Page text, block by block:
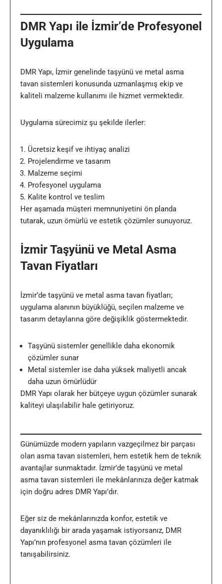
DMR Yapı ile İzmir’de Profesyonel
Uygulama
DMR Yapı, İzmir genelinde taşyünü ve metal asma
tavan sistemleri konusunda uzmanlaşmış ekip ve
kaliteli malzeme kullanımı ile hizmet vermektedir.
Uygulama sürecimiz şu şekilde ilerler:
Ücretsiz keşif ve ihtiyaç analizi
Projelendirme ve tasarım
Malzeme seçimi
Profesyonel uygulama
Kalite kontrol ve teslim
Her aşamada müşteri memnuniyetini ön planda
tutarak, uzun ömürlü ve estetik çözümler sunuyoruz.
İzmir Taşyünü ve Metal Asma
Tavan Fiyatları
İzmir’de taşyünü ve metal asma tavan fiyatları;
uygulama alanının büyüklüğü, seçilen malzeme ve
tasarım detaylarına göre değişiklik göstermektedir.
Taşyünü sistemler genellikle daha ekonomik
çözümler sunar
Metal sistemler ise daha yüksek maliyetli ancak
daha uzun ömürlüdür
DMR Yapı olarak her bütçeye uygun çözümler sunarak
kaliteyi ulaşılabilir hale getiriyoruz.
Günümüzde modern yapıların vazgeçilmez bir parçası
olan asma tavan sistemleri, hem estetik hem de teknik
avantajlar sunmaktadır. İzmir’de taşyünü ve metal
asma tavan sistemleri ile mekânlarınıza değer katmak
için doğru adres DMR Yapı’dır.
Eğer siz de mekânlarınızda konfor, estetik ve
dayanıklılığı bir arada yaşamak istiyorsanız, DMR
Yapı’nın profesyonel asma tavan çözümleri ile
tanışabilirsiniz.